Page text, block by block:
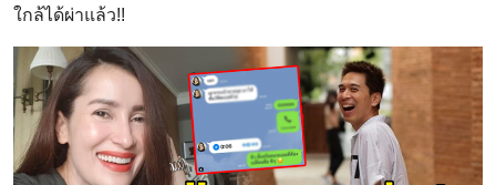
ใกล้ได้ผ่าแล้ว!!